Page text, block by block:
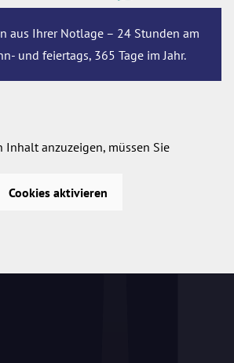
aus Ihrer Notlage – 24 Stunden am
und feiertags, 365 Tage im Jahr.
Inhalt anzuzeigen, müssen Sie
Cookies aktivieren